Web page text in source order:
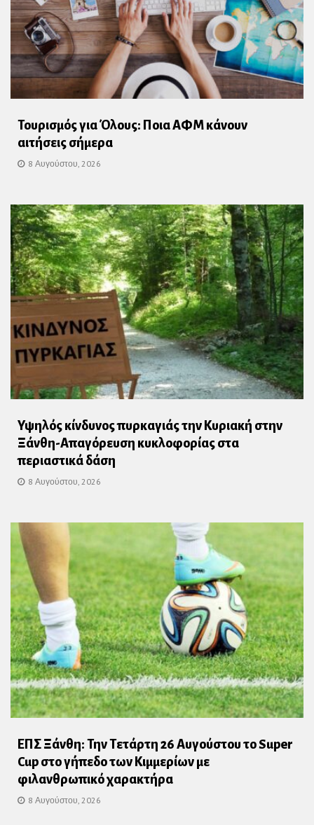
Τουρισμός για Όλους: Ποια ΑΦΜ κάνουν
αιτήσεις σήμερα
8 Αυγούστου, 2026
Υψηλός κίνδυνος πυρκαγιάς την Κυριακή στην
Ξάνθη-Απαγόρευση κυκλοφορίας στα
περιαστικά δάση
8 Αυγούστου, 2026
ΕΠΣ Ξάνθη: Την Τετάρτη 26 Αυγούστου το Super
Cup στο γήπεδο των Κιμμερίων με
φιλανθρωπικό χαρακτήρα
8 Αυγούστου, 2026